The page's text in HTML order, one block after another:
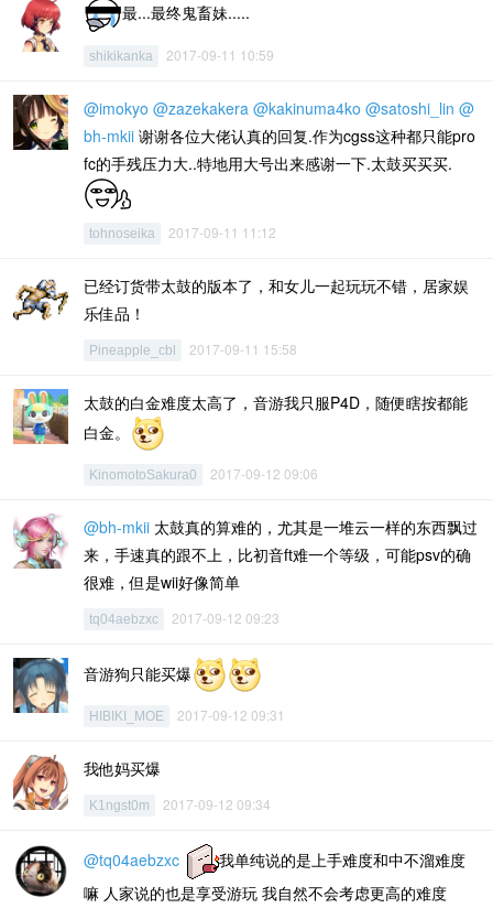
最...最终鬼畜妹.....
shikikanka 2017-09-11 10:59
@imokyo @zazekakera @kakinuma4ko @satoshi_lin @
bh-mkii 谢谢各位大佬认真的回复.作为cgss这种都只能pro
fc的手残压力大..特地用大号出来感谢一下.太鼓买买买.
tohnoseika 2017-09-11 11:12
已经订货带太鼓的版本了，和女儿一起玩玩不错，居家娱
乐佳品！
Pineapple_cbl 2017-09-11 15:58
太鼓的白金难度太高了，音游我只服P4D，随便瞎按都能
白金。
KinomotoSakura0 2017-09-12 09:06
@bh-mkii 太鼓真的算难的，尤其是一堆云一样的东西飘过
来，手速真的跟不上，比初音ft难一个等级，可能psv的确
很难，但是wii好像简单
tq04aebzxc 2017-09-12 09:23
音游狗只能买爆
HIBIKI_MOE 2017-09-12 09:31
我他妈买爆
K1ngst0m 2017-09-12 09:34
@tq04aebzxc
我单纯说的是上手难度和中不溜难度
嘛 人家说的也是享受游玩 我自然不会考虑更高的难度